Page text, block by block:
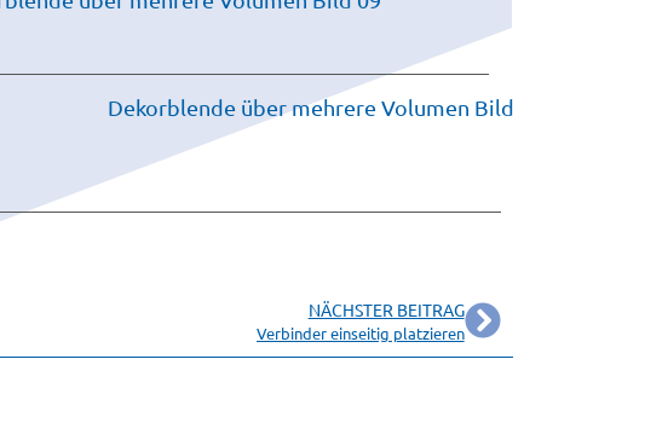
NÄCHSTER BEITRAG
Verbinder einseitig platzieren